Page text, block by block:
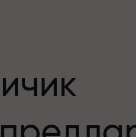
Aleš Loprais савдо